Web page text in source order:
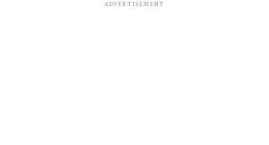
ADVERTISEMENT